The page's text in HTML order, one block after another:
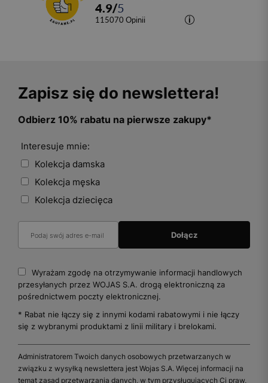
4.9/5
115070 opinii
Zapisz się do newslettera!
Odbierz 10% rabatu na pierwsze zakupy*
Interesuje mnie:
Kolekcja damska
Kolekcja męska
Kolekcja dziecięca
Wyrażam zgodę na otrzymywanie informacji handlowych
przesyłanych przez WOJAS S.A. drogą elektroniczną za
pośrednictwem poczty elektronicznej.
* Rabat nie łączy się z innymi kodami rabatowymi i nie łączy
się z wybranymi produktami z linii military i brelokami.
Administratorem Twoich danych osobowych przetwarzanych w
związku z wysyłką newslettera jest Wojas S.A. Więcej informacji na
temat zasad przetwarzania danych, w tym przysługujących Ci praw,